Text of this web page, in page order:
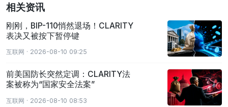
相关资讯
刚刚，BIP-110悄然退场！CLARITY
表决又被按下暂停键
互联网 · 2026-08-10 09:25
前美国防长突然定调：CLARITY法
案被称为“国家安全法案”
互联网 · 2026-08-10 08:53